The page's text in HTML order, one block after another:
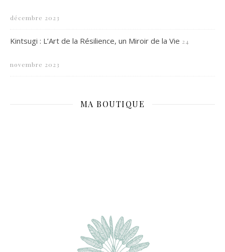
décembre 2023
Kintsugi : L’Art de la Résilience, un Miroir de la Vie 24
novembre 2023
MA BOUTIQUE